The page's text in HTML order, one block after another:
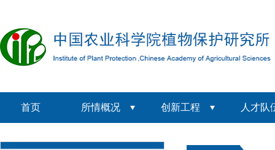
首页 所情概况 创新工程 人才队